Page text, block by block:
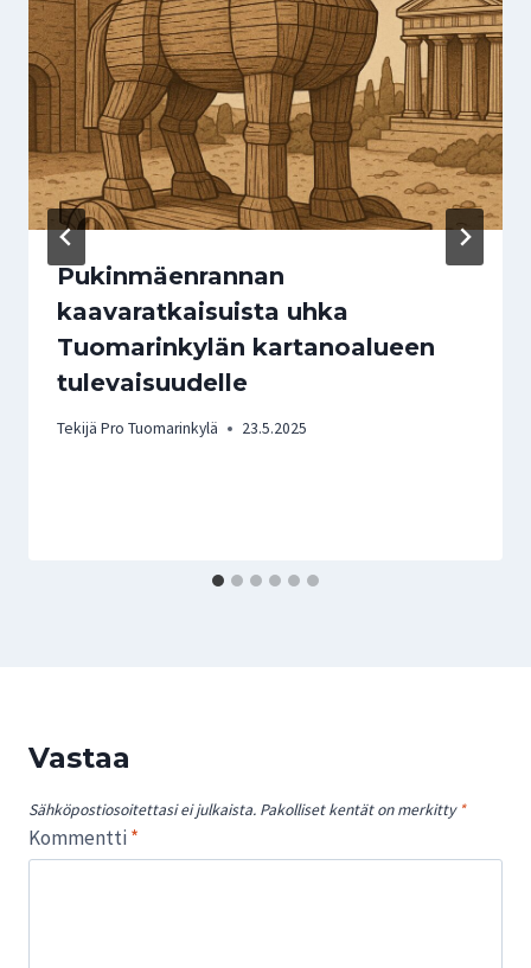
Pukinmäenrannan
kaavaratkaisuista uhka
Tuomarinkylän kartanoalueen
tulevaisuudelle
Tekijä Pro Tuomarinkylä 23.5.2025
Vastaa
Sähköpostiosoitettasi ei julkaista. Pakolliset kentät on merkitty *
Kommentti *